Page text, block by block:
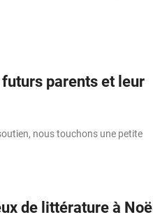
parents et leur
nous touchons une petite
de littérature à Noël